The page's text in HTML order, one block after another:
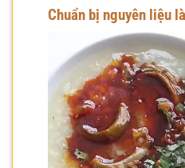
Chuẩn bị nguyên liệu